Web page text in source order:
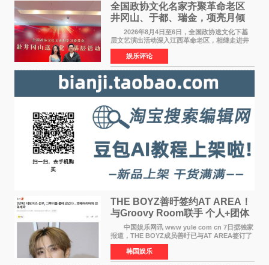
全国政协文化名家齐聚革命老区
井冈山、于都、瑞金，项亮月倾
情献唱《桃花谣》致敬红色沃土
2026年8月4日至6日，全国政协送文化下基
层文艺演出活动深入江西革命老区，相继走进井
冈山、于都长征出发地、瑞金三地。由全国政协
文化文史和学习委员会副主任、甘肃省政协原主
席欧阳坚率团，一
娱乐评论
THE BOYZ善旴签约AT AREA！
与Groovy Room联手 个人+团体
活动并行
中国娱乐网讯 www yule com cn 7日据独家
报道，THE BOYZ成员善旴已与AT AREA签订了
专属合约。AT AREA是由知名制作人组合
Groovy Room创立的hip-hop厂牌，旗下拥有多
位实力派音乐人，在韩
韩国娱乐